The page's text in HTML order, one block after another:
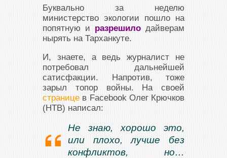
Буквально за неделю
министерство экологии пошло на
попятную и разрешило дайверам
нырять на Тарханкуте.
И, знаете, а ведь журналист не
потребовал дальнейшей
сатисфакции. Напротив, тоже
зарыл топор войны. На своей
странице в Facebook Олег Крючков
(НТВ) написал:
Не знаю, хорошо это,
или плохо, лучше без
конфликтов, но…